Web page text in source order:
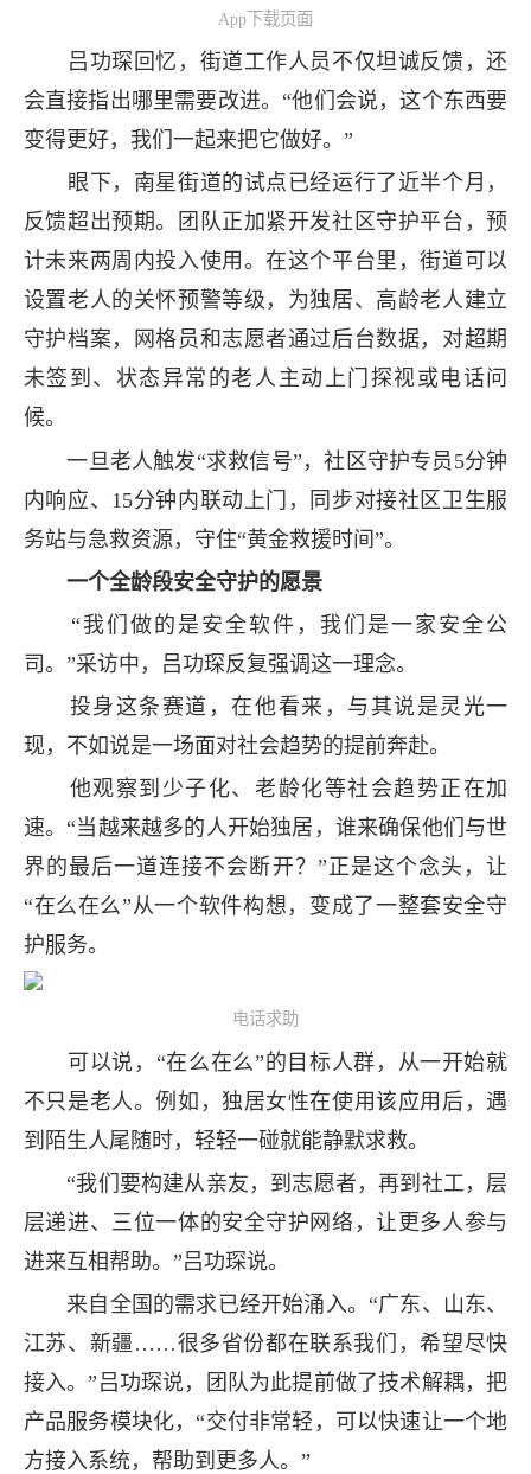
App下载页面
吕功琛回忆，街道工作人员不仅坦诚反馈，还
会直接指出哪里需要改进。“他们会说，这个东西要
变得更好，我们一起来把它做好。”
眼下，南星街道的试点已经运行了近半个月，
反馈超出预期。团队正加紧开发社区守护平台，预
计未来两周内投入使用。在这个平台里，街道可以
设置老人的关怀预警等级，为独居、高龄老人建立
守护档案，网格员和志愿者通过后台数据，对超期
未签到、状态异常的老人主动上门探视或电话问
候。
一旦老人触发“求救信号”，社区守护专员5分钟
内响应、15分钟内联动上门，同步对接社区卫生服
务站与急救资源，守住“黄金救援时间”。
一个全龄段安全守护的愿景
“我们做的是安全软件，我们是一家安全公
司。”采访中，吕功琛反复强调这一理念。
投身这条赛道，在他看来，与其说是灵光一
现，不如说是一场面对社会趋势的提前奔赴。
他观察到少子化、老龄化等社会趋势正在加
速。“当越来越多的人开始独居，谁来确保他们与世
界的最后一道连接不会断开？”正是这个念头，让
“在么在么”从一个软件构想，变成了一整套安全守
护服务。
电话求助
可以说，“在么在么”的目标人群，从一开始就
不只是老人。例如，独居女性在使用该应用后，遇
到陌生人尾随时，轻轻一碰就能静默求救。
“我们要构建从亲友，到志愿者，再到社工，层
层递进、三位一体的安全守护网络，让更多人参与
进来互相帮助。”吕功琛说。
来自全国的需求已经开始涌入。“广东、山东、
江苏、新疆……很多省份都在联系我们，希望尽快
接入。”吕功琛说，团队为此提前做了技术解耦，把
产品服务模块化，“交付非常轻，可以快速让一个地
方接入系统，帮助到更多人。”